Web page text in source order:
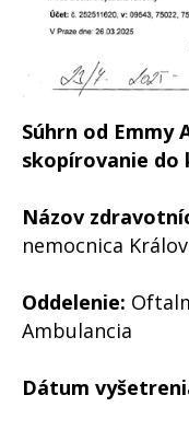
Súhrn od Emmy
skopírovanie do
Názov
nemocnica
Oddelenie:
Ambulancia
Dátum